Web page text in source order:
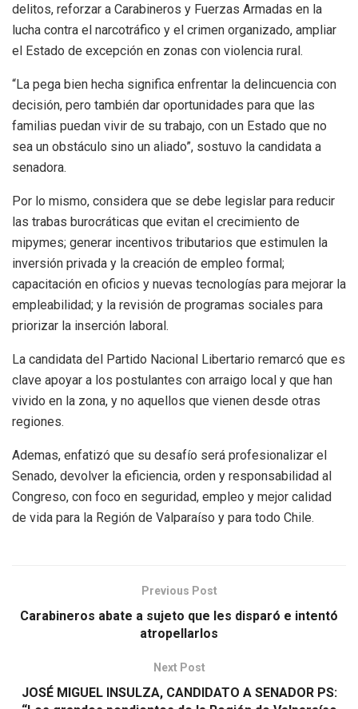
delitos, reforzar a Carabineros y Fuerzas Armadas en la
lucha contra el narcotráfico y el crimen organizado, ampliar
el Estado de excepción en zonas con violencia rural.
“La pega bien hecha significa enfrentar la delincuencia con
decisión, pero también dar oportunidades para que las
familias puedan vivir de su trabajo, con un Estado que no
sea un obstáculo sino un aliado”, sostuvo la candidata a
senadora.
Por lo mismo, considera que se debe legislar para reducir
las trabas burocráticas que evitan el crecimiento de
mipymes; generar incentivos tributarios que estimulen la
inversión privada y la creación de empleo formal;
capacitación en oficios y nuevas tecnologías para mejorar la
empleabilidad; y la revisión de programas sociales para
priorizar la inserción laboral.
La candidata del Partido Nacional Libertario remarcó que es
clave apoyar a los postulantes con arraigo local y que han
vivido en la zona, y no aquellos que vienen desde otras
regiones.
Ademas, enfatizó que su desafío será profesionalizar el
Senado, devolver la eficiencia, orden y responsabilidad al
Congreso, con foco en seguridad, empleo y mejor calidad
de vida para la Región de Valparaíso y para todo Chile.
Previous Post
Carabineros abate a sujeto que les disparó e intentó
atropellarlos
Next Post
JOSÉ MIGUEL INSULZA, CANDIDATO A SENADOR PS: